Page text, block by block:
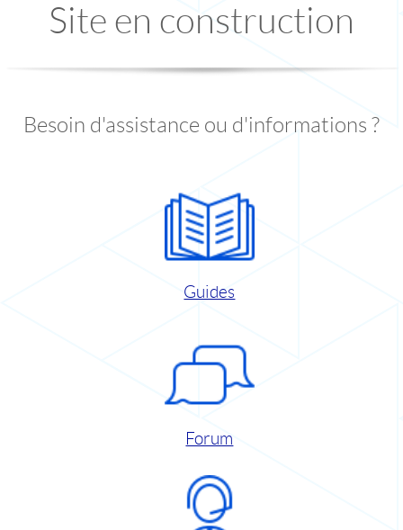
Site en construction
Besoin d'assistance ou d'informations ?
Guides
Forum